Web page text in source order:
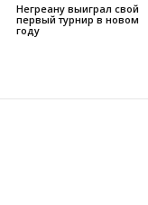
Негреану выиграл свой
первый турнир в новом
году